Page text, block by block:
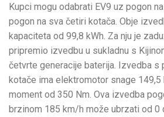
Kupci mogu odabrati EV9 uz pogon
pogon na sva četiri kotača. Obje
kapaciteta od 99,8 kWh. Za nju je
pripremio izvedbu u sukladnu s
četvrte generacije baterija. Izvedba s
kotače ima elektromotor snage 149,5
moment od 350 Nm. Ova izvedba
brzinom 185 km/h može ubrzati od 0